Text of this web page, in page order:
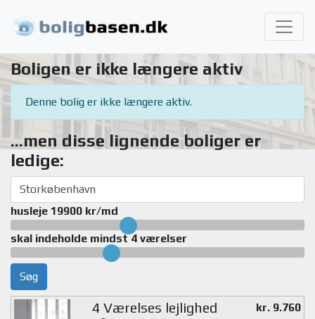
Boligen er ikke længere aktiv
Denne bolig er ikke længere aktiv.
...men disse lignende boliger er
ledige:
husleje 19900 kr/md
skal indeholde mindst 4 værelser
Søg
4 Værelses lejlighed
kr. 9.760